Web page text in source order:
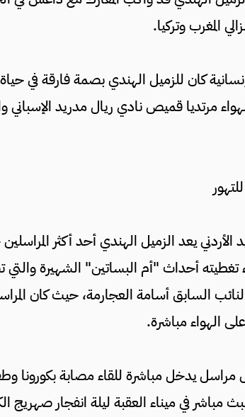
المغرب وتركيا.
كان للزميل الهندي بصمة فارقة في
مرتديا قميص نادي ريال مدريد الإسباني
يعد الزميل الهندي أحد أكثر
تغطيته أحداث "أم البساتين" الشهيرة
السابق أسامة العجارمة، حيث كان
مراسل يدخل مباشرة للقاء مصابة بكورونا